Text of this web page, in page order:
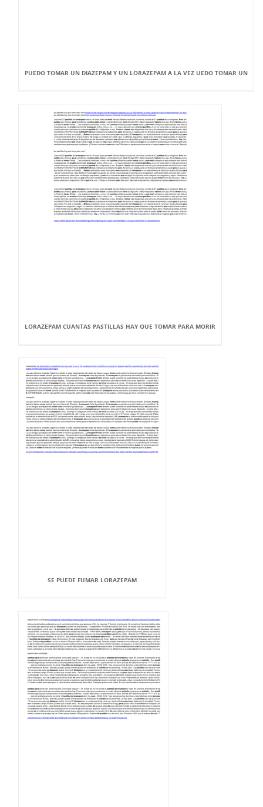
PUEDO TOMAR UN DIAZEPAM Y UN LORAZEPAM A LA VEZ UEDO TOMAR UN
LORAZEPAM CUANTAS PASTILLAS HAY QUE TOMAR PARA MORIR
SE PUEDE FUMAR LORAZEPAM